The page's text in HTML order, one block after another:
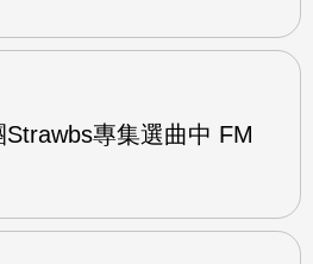
專集選曲中 FM